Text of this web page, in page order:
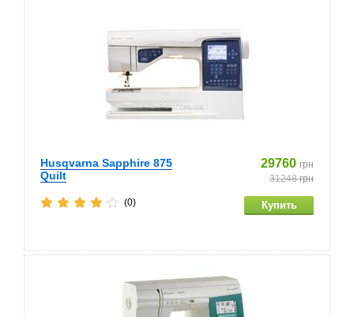
Husqvarna Sapphire 875
Quilt
29760 грн
31248грн
(0)